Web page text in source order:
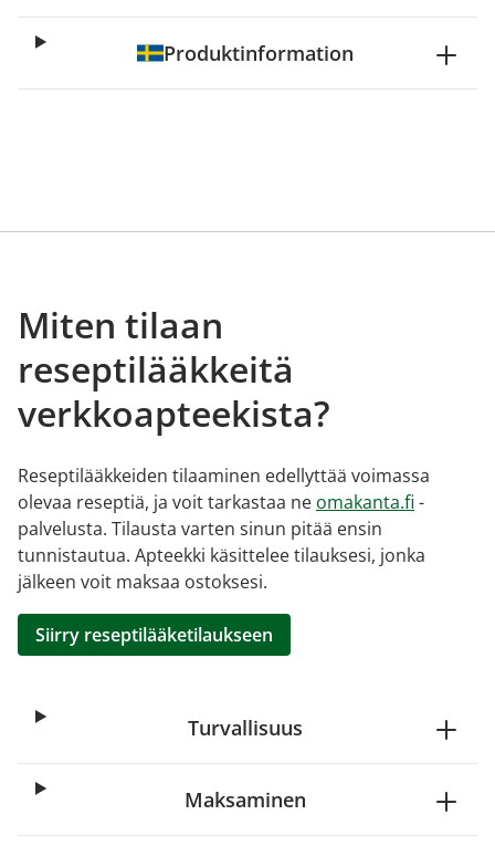
Produktinformation
Miten tilaan
reseptilääkkeitä
verkkoapteekista?
Reseptilääkkeiden tilaaminen edellyttää voimassa
olevaa reseptiä, ja voit tarkastaa ne omakanta.fi -
palvelusta. Tilausta varten sinun pitää ensin
tunnistautua. Apteekki käsittelee tilauksesi, jonka
jälkeen voit maksaa ostoksesi.
Siirry reseptilääketilaukseen
Turvallisuus
Maksaminen